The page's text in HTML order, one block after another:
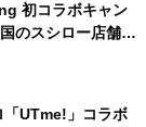
初コラボキャン
のスシロー店舗で
ミニカー)付き
ます
「UTme!」コラボ